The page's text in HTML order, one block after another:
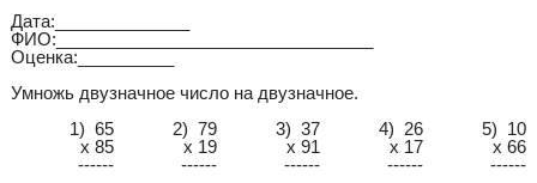
Дата:______________
ФИО:_________________________________
Оценка:__________
Умножь двузначное число на двузначное.
1) 65
2) 79 3) 37 4) 26
5) 10
x 85
x 19 x 91 x 17
x 66
------
------ ------ ------
------